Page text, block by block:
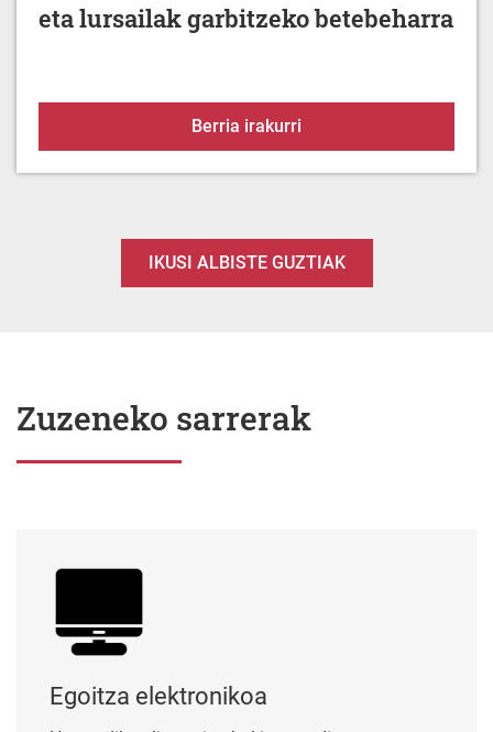
eta lursailak garbitzeko betebeharra
Berria irakurri
IKUSI ALBISTE GUZTIAK
Zuzeneko sarrerak
Egoitza elektronikoa